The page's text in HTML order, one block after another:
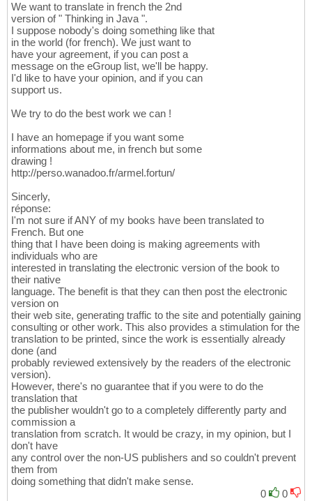
We want to translate in french the 2nd
version of " Thinking in Java ".
I suppose nobody's doing something like that
in the world (for french). We just want to
have your agreement, if you can post a
message on the eGroup list, we'll be happy.
I'd like to have your opinion, and if you can
support us.
We try to do the best work we can !
I have an homepage if you want some
informations about me, in french but some
drawing !
http://perso.wanadoo.fr/armel.fortun/
Sincerly,
réponse:
I'm not sure if ANY of my books have been translated to
French. But one
thing that I have been doing is making agreements with
individuals who are
interested in translating the electronic version of the book to
their native
language. The benefit is that they can then post the electronic
version on
their web site, generating traffic to the site and potentially gaining
consulting or other work. This also provides a stimulation for the
translation to be printed, since the work is essentially already
done (and
probably reviewed extensively by the readers of the electronic
version).
However, there's no guarantee that if you were to do the
translation that
the publisher wouldn't go to a completely differently party and
commission a
translation from scratch. It would be crazy, in my opinion, but I
don't have
any control over the non-US publishers and so couldn't prevent
them from
doing something that didn't make sense.
0
0